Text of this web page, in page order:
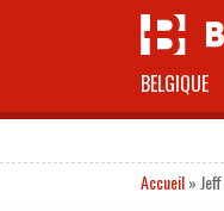
BELGIQUE
Accueil»